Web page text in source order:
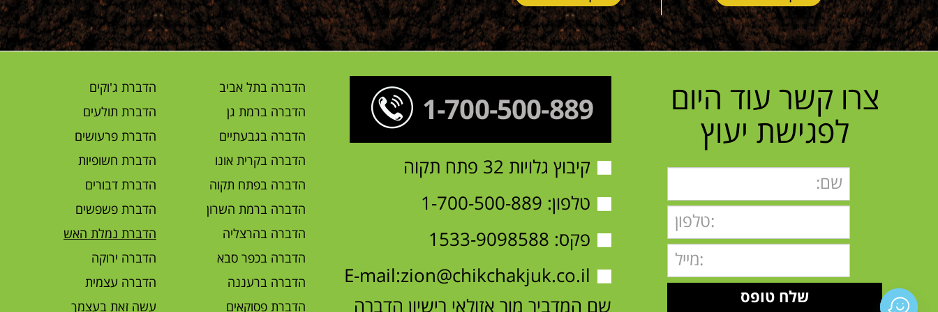
צרו קשר עוד היום
לפגישת יעוץ
קיבוץ גלויות 32 פתח תקוה
טלפון: 1-700-500-889
פקס: 1533-9098588
E-mail:zion@chikchakjuk.co.il
שם המדביר מור אזולאי רישיון הדברה
הדברה בתל אביב
הדברה ברמת גן
הדברה בגבעתיים
הדברה בקרית אונו
הדברה בפתח תקוה
הדברה ברמת השרון
הדברה בהרצליה
הדברה בכפר סבא
הדברה ברעננה
הדברת פסוקאים
הדברת ג'וקים
הדברת תולעים
הדברת פרעושים
הדברת חשופיות
הדברת דבורים
הדברת פשפשים
הדברת נמלת האש
הדברה ירוקה
הדברה עצמית
עשה זאת בעצמך